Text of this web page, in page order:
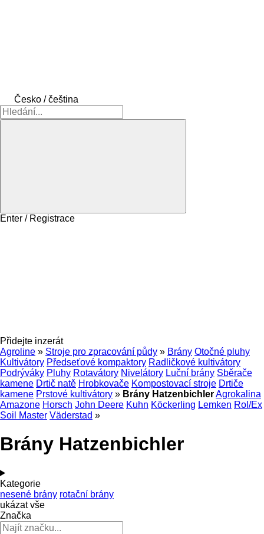
Česko / čeština
Enter / Registrace
Přidejte inzerát
Agroline » Stroje pro zpracování půdy » Brány Otočné pluhy
Kultivátory Předseťové kompaktory Radličkové kultivátory
Podrýváky Pluhy Rotavátory Nivelátory Luční brány Sběrače
kamene Drtič natě Hrobkovače Kompostovací stroje Drtiče
kamene Prstové kultivátory » Brány HatzenbichlerAgrokalina
Amazone Horsch John Deere Kuhn Köckerling Lemken Rol/Ex
Soil Master Väderstad »
Brány Hatzenbichler
Kategorie
nesené brány rotační brány
ukázat vše
Značka